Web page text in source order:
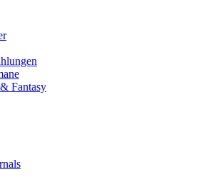
Fantasy